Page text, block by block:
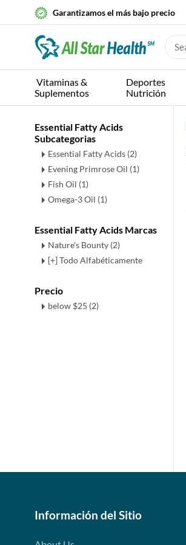
Garantizamos el más bajo precio
Vitaminas &
Suplementos
Deportes
Nutrición
Essential Fatty Acids
Subcategorias
Essential Fatty Acids (2)
Evening Primrose Oil (1)
Fish Oil (1)
Omega-3 Oil (1)
Essential Fatty Acids Marcas
Nature's Bounty (2)
[+] Todo Alfabéticamente
Precio
below $25 (2)
Información del Sitio